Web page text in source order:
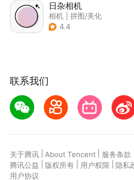
日杂相机
相机
拼图/美化
| 图片美化
4.4
联系我们
关于腾讯 About Tencent 服务条款
腾讯公益
版权所有 用户权限 隐私
用户协议